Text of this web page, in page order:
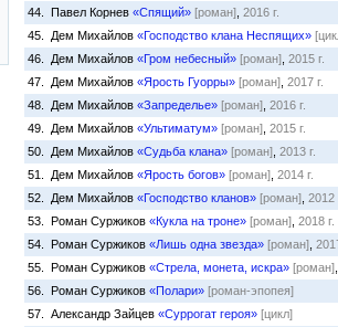
44. Павел Корнев «Спящий» [роман] 2016 г.
45. Дем Михайлов «Господство клана Неспящих»
46. Дем Михайлов «Гром небесный» [роман] 2015 г.
47. Дем Михайлов «Ярость Гуорры» [роман] 2017 г.
48. Дем Михайлов «Запределье» [роман] 2016 г.
49. Дем Михайлов «Ультиматум» [роман] 2015 г.
50. Дем Михайлов «Судьба клана» [роман] 2013 г.
51. Дем Михайлов «Ярость богов» [роман] 2014 г.
52. Дем Михайлов «Господство кланов» [роман] 2012
53. Роман Суржиков «Кукла на троне» [роман] 2018 г.
54. Роман Суржиков «Лишь одна звезда» [роман]
55. Роман Суржиков «Стрела, монета, искра» [роман]
56. Роман Суржиков «Полари» [роман-эпопея]
57. Александр Зайцев «Суррогат героя» [цикл]